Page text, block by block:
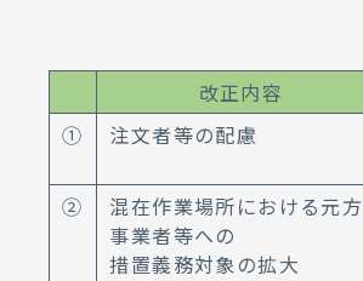
改正内容
①
注文者等の配慮
②
混在作業場所における元方
事業者等への
措置義務対象の拡大